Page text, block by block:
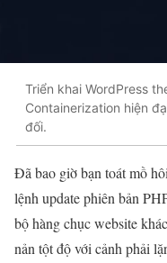
Triển khai WordPress
Containerization hiện
đối.
Đã bao giờ bạn toát mồ
lệnh update phiên bản
bộ hàng chục website
nản tột độ với cảnh phải